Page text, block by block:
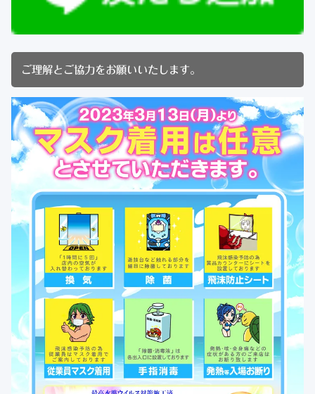
ご理解とご協力をお願いいたします。